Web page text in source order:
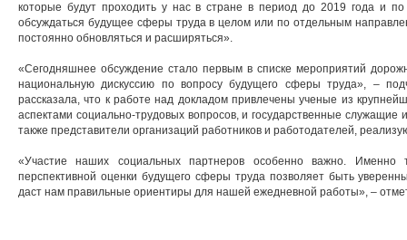
которые будут проходить у нас в стране в период до 2019 года и
обсуждаться будущее сферы труда в целом или по отдельным
постоянно обновляться и расширяться».
«Сегодняшнее обсуждение стало первым в списке мероприятий
национальную дискуссию по вопросу будущего сферы труда», –
рассказала, что к работе над докладом привлечены ученые из
аспектами социально-трудовых вопросов, и государственные
также представители организаций работников и работодателей,
«Участие наших социальных партнеров особенно важно. Именно
перспективной оценки будущего сферы труда позволяет быть
даст нам правильные ориентиры для нашей ежедневной работы», –